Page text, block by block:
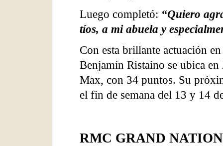
Luego completó: “Quiero
tíos, a mi abuela y
Con esta brillante actuación
Benjamín Ristaino se ubica
Max, con 34 puntos. Su
el fin de semana del 13 y 14
RMC GRAND